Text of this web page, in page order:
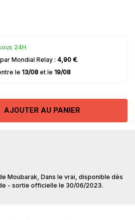
24H
par Mondial Relay : 4,90 €.
le 13/08 et le 19/08
AJOUTER AU PANIER
Moubarak, Dans le vrai, disponible dès
- sortie officielle le 30/06/2023.